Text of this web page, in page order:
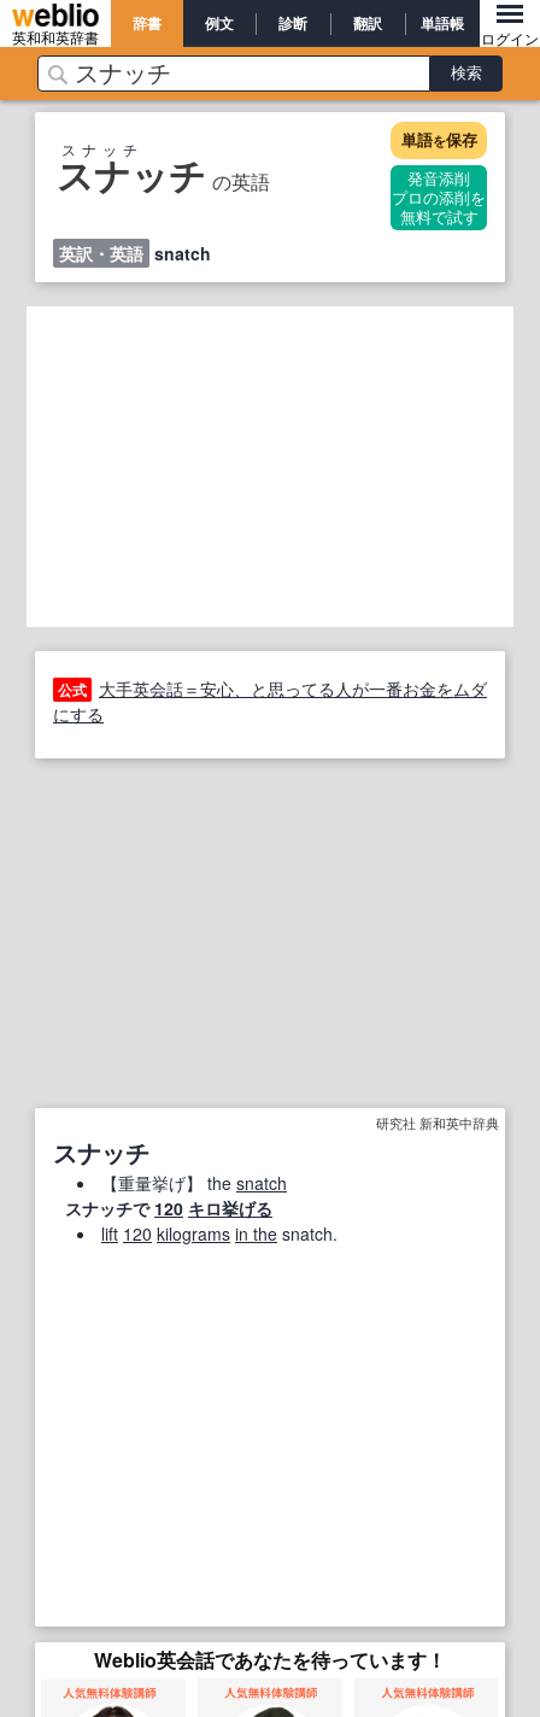
英和和英辞書
辞書 例文 診断 翻訳 単語帳
ログイン
スナッチ の英語
スナッチ 単語を保存
発音添削
プロの添削を
無料で試す
英訳・英語 snatch
公式
大手英会話＝安心、と思ってる人が一番お金をムダ
にする
研究社 新和英中辞典
スナッチ
【重量挙げ】 the snatch
スナッチで 120 キロ挙げる
lift 120 kilograms in the snatch.
Weblio英会話であなたを待っています！